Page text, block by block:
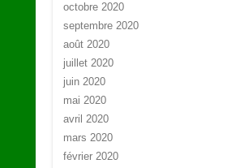
octobre 2020
septembre 2020
août 2020
juillet 2020
juin 2020
mai 2020
avril 2020
mars 2020
février 2020